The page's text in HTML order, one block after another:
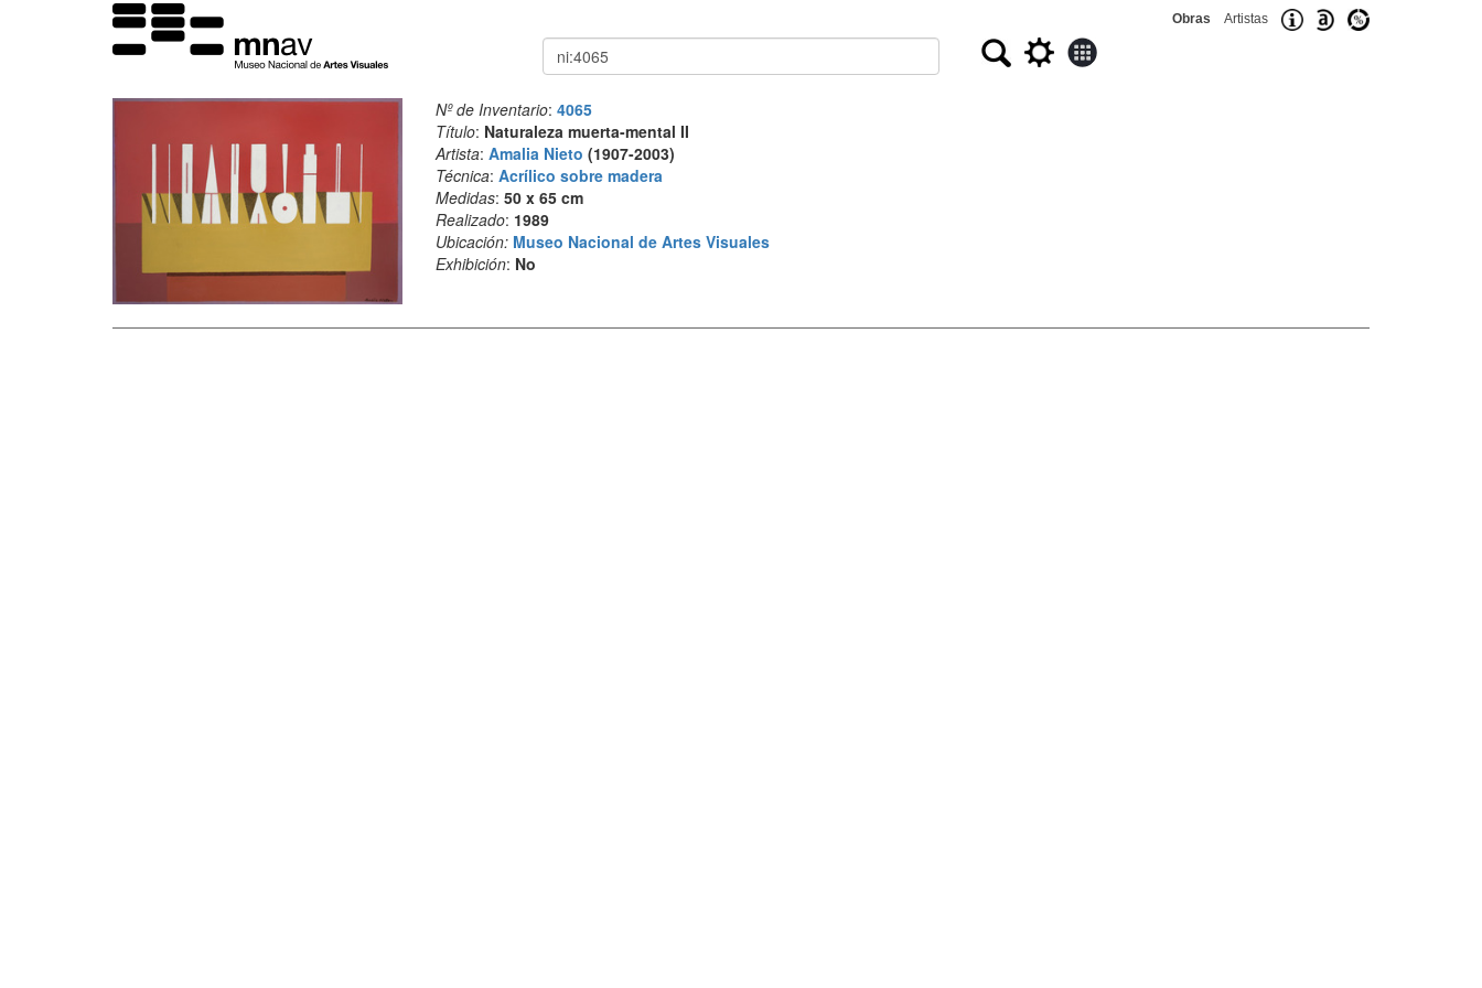
Obras Artistas
Buscar
Nº de Inventario: 4065
Título: Naturaleza muerta-mental II
Artista: Amalia Nieto (1907-2003)
Técnica: Acrílico sobre madera
Medidas: 50 x 65 cm
Realizado: 1989
Ubicación: Museo Nacional de Artes Visuales
Exhibición: No